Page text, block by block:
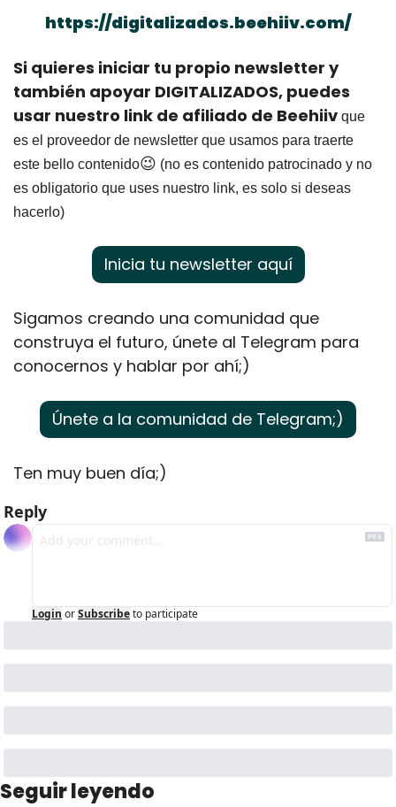
https://digitalizados.beehiiv.com/
Si quieres iniciar tu propio newsletter y
también apoyar DIGITALIZADOS, puedes
usar nuestro link de afiliado de Beehiiv que
es el proveedor de newsletter que usamos para traerte
este bello contenido😉 (no es contenido patrocinado y no
es obligatorio que uses nuestro link, es solo si deseas
hacerlo)
Inicia tu newsletter aquí
Sigamos creando una comunidad que
construya el futuro, únete al Telegram para
conocernos y hablar por ahí;)
Únete a la comunidad de Telegram;)
Ten muy buen día;)
Reply
Login orSubscribeto participate
Seguir leyendo